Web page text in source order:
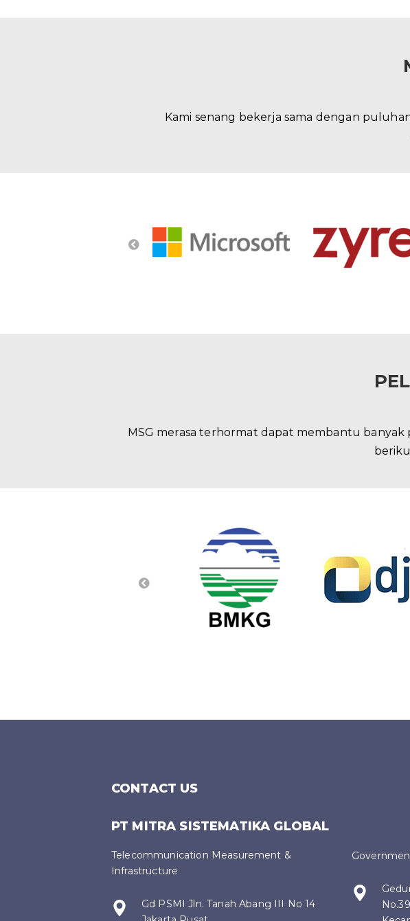
Kami senang bekerja sama dengan
MSG merasa terhormat dapat membantu
CONTACT US
PT MITRA SISTEMATIKA GLOBAL
Telecommunication Measurement &
Infrastructure
Gd PSMI Jln. Tanah Abang III No 14